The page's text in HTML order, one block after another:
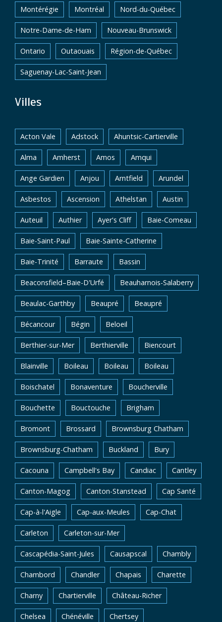
Montérégie Montréal Nord-du-Québec
Notre-Dame-de-Ham Nouveau-Brunswick
Ontario Outaouais Région-de-Québec
Saguenay-Lac-Saint-Jean
Villes
Acton Vale Adstock Ahuntsic-Cartierville
Alma Amherst Amos Amqui
Ange Gardien Anjou Arntfield Arundel
Asbestos Ascension Athelstan Austin
Auteuil Authier Ayer's Cliff Baie-Comeau
Baie-Saint-Paul Baie-Sainte-Catherine
Baie-Trinité Barraute Bassin
Beaconsfield–Baie-D'Urfé Beauharnois-Salaberry
Beaulac-Garthby Beaupré Beaupré
Bécancour Bégin Beloeil
Berthier-sur-Mer Berthierville Biencourt
Blainville Boileau Boileau Boileau
Boischatel Bonaventure Boucherville
Bouchette Bouctouche Brigham
Bromont Brossard Brownsburg Chatham
Brownsburg-Chatham Buckland Bury
Cacouna Campbell's Bay Candiac Cantley
Canton-Magog Canton-Stanstead Cap Santé
Cap-à-l'Aigle Cap-aux-Meules Cap-Chat
Carleton Carleton-sur-Mer
Cascapédia-Saint-Jules Causapscal Chambly
Chambord Chandler Chapais Charette
Charny Chartierville Château-Richer
Chelsea Chénéville Chertsey